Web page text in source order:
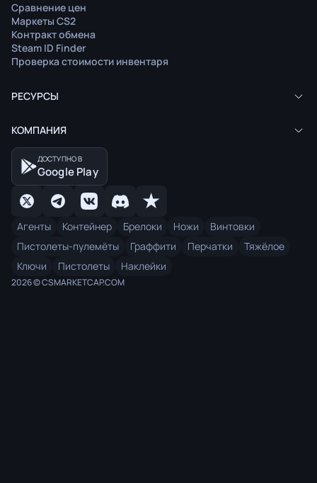
Сравнение цен
Маркеты CS2
Контракт обмена
Steam ID Finder
Проверка стоимости инвентаря
РЕСУРСЫ
КОМПАНИЯ
ДОСТУПНО В
Google Play
Агенты Контейнер Брелоки Ножи
Винтовки
Пистолеты-пулемёты
Граффити Перчатки
Тяжёлое
Ключи
Пистолеты Наклейки
2026 © CSMARKETCAP.COM